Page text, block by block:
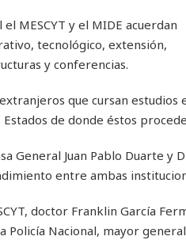
MESCYT y el MIDE acuerdan
tecnológico, extensión,
y conferencias.
que cursan estudios
de donde éstos
General Juan Pablo Duarte y
entre ambas
doctor Franklin García
Policía Nacional, mayor general